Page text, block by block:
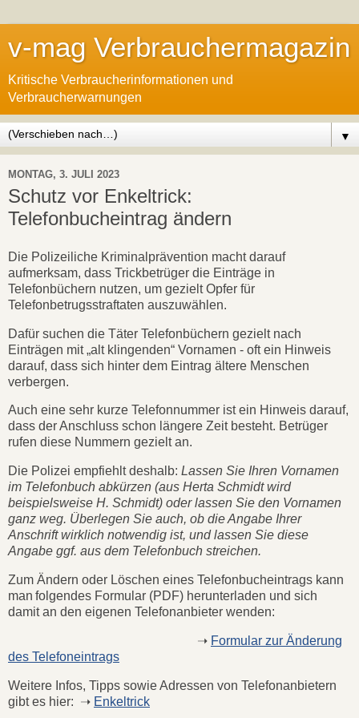
v-mag Verbrauchermagazin
Kritische Verbraucherinformationen und
Verbraucherwarnungen
▼
MONTAG, 3. JULI 2023
Schutz vor Enkeltrick:
Telefonbucheintrag ändern
Die Polizeiliche Kriminalprävention macht darauf
aufmerksam, dass Trickbetrüger die Einträge in
Telefonbüchern nutzen, um gezielt Opfer für
Telefonbetrugsstraftaten auszuwählen.
Dafür suchen die Täter Telefonbüchern gezielt nach
Einträgen mit „alt klingenden“ Vornamen - oft ein Hinweis
darauf, dass sich hinter dem Eintrag ältere Menschen
verbergen.
Auch eine sehr kurze Telefonnummer ist ein Hinweis darauf,
dass der Anschluss schon längere Zeit besteht. Betrüger
rufen diese Nummern gezielt an.
Die Polizei empfiehlt deshalb: Lassen Sie Ihren Vornamen
im Telefonbuch abkürzen (aus Herta Schmidt wird
beispielsweise H. Schmidt) oder lassen Sie den Vornamen
ganz weg. Überlegen Sie auch, ob die Angabe Ihrer
Anschrift wirklich notwendig ist, und lassen Sie diese
Angabe ggf. aus dem Telefonbuch streichen.
Zum Ändern oder Löschen eines Telefonbucheintrags kann
man folgendes Formular (PDF) herunterladen und sich
damit an den eigenen Telefonanbieter wenden:
➝ Formular zur Änderung
des Telefoneintrags
Weitere Infos, Tipps sowie Adressen von Telefonanbietern
gibt es hier: ➝ Enkeltrick